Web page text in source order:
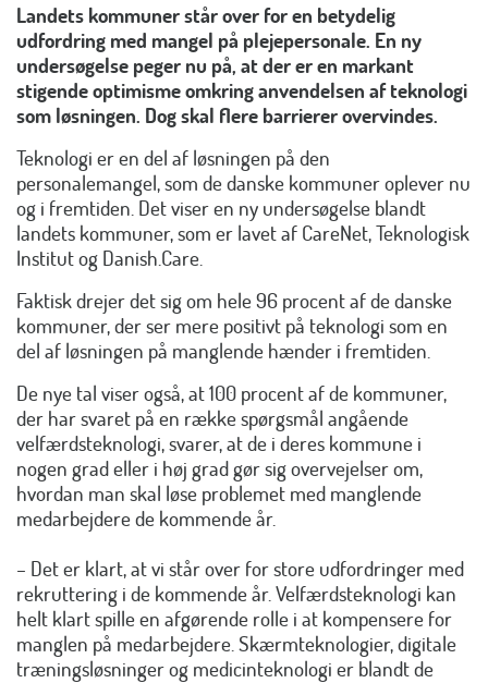
Landets kommuner står over for en betydelig
udfordring med mangel på plejepersonale. En ny
undersøgelse peger nu på, at der er en markant
stigende optimisme omkring anvendelsen af teknologi
som løsningen. Dog skal flere barrierer overvindes.
Teknologi er en del af løsningen på den
personalemangel, som de danske kommuner oplever nu
og i fremtiden. Det viser en ny undersøgelse blandt
landets kommuner, som er lavet af CareNet, Teknologisk
Institut og Danish.Care.
Faktisk drejer det sig om hele 96 procent af de danske
kommuner, der ser mere positivt på teknologi som en
del af løsningen på manglende hænder i fremtiden.
De nye tal viser også, at 100 procent af de kommuner,
der har svaret på en række spørgsmål angående
velfærdsteknologi, svarer, at de i deres kommune i
nogen grad eller i høj grad gør sig overvejelser om,
hvordan man skal løse problemet med manglende
medarbejdere de kommende år.
– Det er klart, at vi står over for store udfordringer med
rekruttering i de kommende år. Velfærdsteknologi kan
helt klart spille en afgørende rolle i at kompensere for
manglen på medarbejdere. Skærmteknologier, digitale
træningsløsninger og medicinteknologi er blandt de